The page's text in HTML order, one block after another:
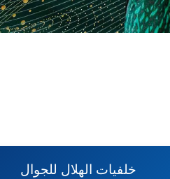
خلفيات الهلال للجوال